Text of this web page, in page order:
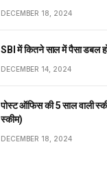
DECEMBER 18, 2024
SBI में कितने साल में पैसा डबल
DECEMBER 14, 2024
पोस्ट ऑफिस की 5 साल वाली
स्कीम)
DECEMBER 18, 2024